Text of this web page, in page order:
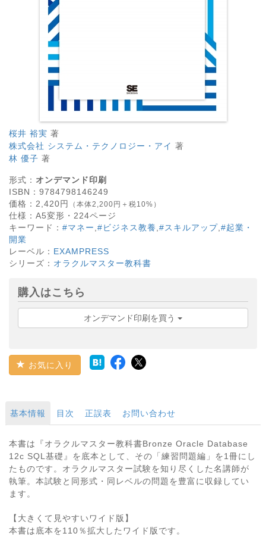
桜井 裕実 著
株式会社 システム・テクノロジー・アイ 著
林 優子 著
形式： オンデマンド印刷
ISBN： 9784798146249
価格： 2,420円 （本体2,200円＋税10%）
仕様： A5変形・ 224ページ
キーワード： #マネー #ビジネス教養 #スキルアップ #起業・
開業
レーベル： EXAMPRESS
シリーズ： オラクルマスター教科書
購入はこちら
オンデマンド印刷を買う
お気に入り
基本情報 目次 正誤表 お問い合わせ
本書は『オラクルマスター教科書Bronze Oracle Database
12c SQL基礎』を底本として、その「練習問題編」を1冊にし
たものです。オラクルマスター試験を知り尽くした名講師が
執筆。本試験と同形式・同レベルの問題を豊富に収録してい
ます。
【大きくて見やすいワイド版】
本書は底本を110％拡大したワイド版です。